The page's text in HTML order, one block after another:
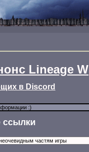
Lineage W
в Discord
ссылки